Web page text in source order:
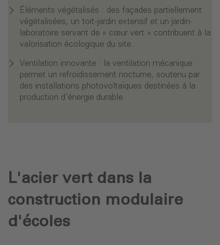
Éléments végétalisés : des façades partiellement
végétalisées, un toit-jardin extensif et un jardin-
laboratoire servant de « cœur vert » contribuent à la
valorisation écologique du site.
Ventilation innovante : la ventilation mécanique
permet un refroidissement nocturne, soutenu par
des installations photovoltaïques destinées à la
production d’énergie durable.
L'acier vert dans la
construction modulaire
d'écoles